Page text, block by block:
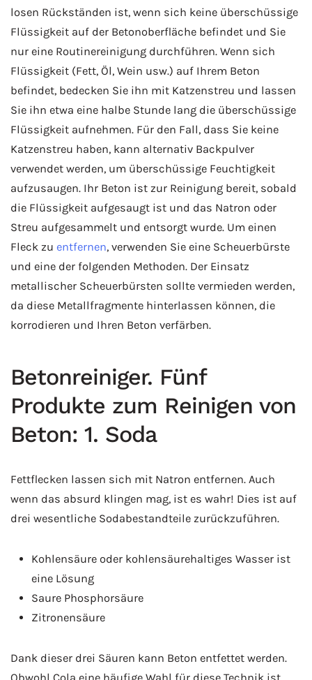
losen Rückständen ist, wenn sich keine überschüssige
Flüssigkeit auf der Betonoberfläche befindet und Sie
nur eine Routinereinigung durchführen. Wenn sich
Flüssigkeit (Fett, Öl, Wein usw.) auf Ihrem Beton
befindet, bedecken Sie ihn mit Katzenstreu und lassen
Sie ihn etwa eine halbe Stunde lang die überschüssige
Flüssigkeit aufnehmen. Für den Fall, dass Sie keine
Katzenstreu haben, kann alternativ Backpulver
verwendet werden, um überschüssige Feuchtigkeit
aufzusaugen. Ihr Beton ist zur Reinigung bereit, sobald
die Flüssigkeit aufgesaugt ist und das Natron oder
Streu aufgesammelt und entsorgt wurde. Um einen
Fleck zu entfernen, verwenden Sie eine Scheuerbürste
und eine der folgenden Methoden. Der Einsatz
metallischer Scheuerbürsten sollte vermieden werden,
da diese Metallfragmente hinterlassen können, die
korrodieren und Ihren Beton verfärben.
Betonreiniger. Fünf
Produkte zum Reinigen von
Beton: 1. Soda
Fettflecken lassen sich mit Natron entfernen. Auch
wenn das absurd klingen mag, ist es wahr! Dies ist auf
drei wesentliche Sodabestandteile zurückzuführen.
Kohlensäure oder kohlensäurehaltiges Wasser ist
eine Lösung
Saure Phosphorsäure
Zitronensäure
Dank dieser drei Säuren kann Beton entfettet werden.